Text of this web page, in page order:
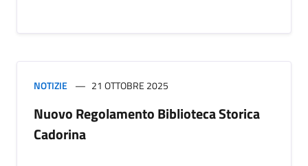
NOTIZIE 21 OTTOBRE 2025
Nuovo Regolamento Biblioteca Storica
Cadorina